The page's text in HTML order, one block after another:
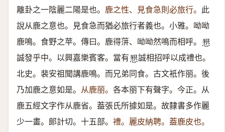
離卦之一陰麗二陽是也。 鹿之性、見食急則必旅行。 此
說从鹿之意也。見食急而猶必旅行者義也。小雅。呦呦
鹿鳴。食野之苹。傳曰。鹿得蓱、呦呦然鳴而相呼。 𢡆
誠發乎中。以興嘉樂賓客。當有𢡆 誠相招呼以成禮也。
北史。裴安祖聞講鹿鳴。而兄弟同食。古文衹作丽。後
乃加鹿之意如是。 从鹿丽。 各本丽下有聲字。今正。从
鹿五經文字作从鹿省。葢張氏所據如是。故隸書多作麗
少一畫。郞計切。十五部。 禮。麗皮納聘。葢鹿皮也。